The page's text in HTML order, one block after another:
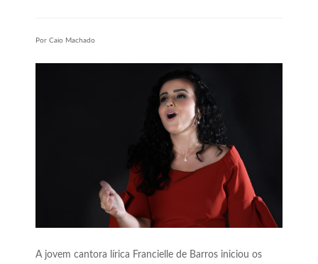
Por Caio Machado
A jovem cantora lírica Francielle de Barros iniciou os